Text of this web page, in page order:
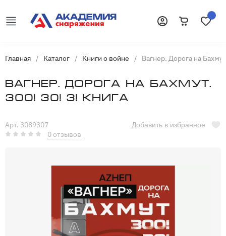
Главная / Каталог / Книги о войне / Вагнер. Дорога на
Вагнер. Дорога на Бахмут.
300! 30! 3! Книга
Арт. 3089307
0 отзывов
Добавить в избранное